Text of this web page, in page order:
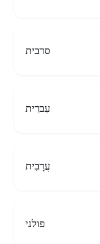
סרבית
עִברִית
עֲרָבִית
פולני